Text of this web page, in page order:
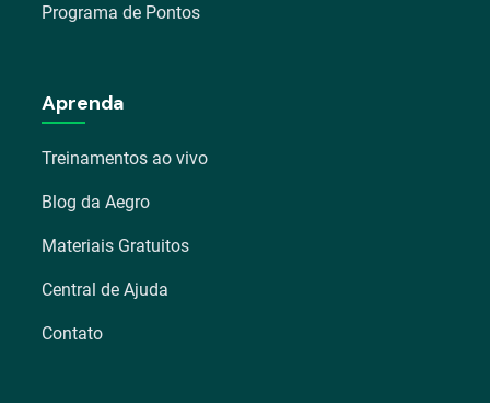
Programa de Pontos
Aprenda
Treinamentos ao vivo
Blog da Aegro
Materiais Gratuitos
Central de Ajuda
Contato